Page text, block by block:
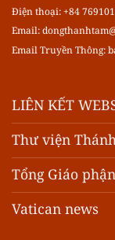
Điện thoại: +84
Email:
Email Truyền Thông:
LIÊN KẾT
Thư viện
Tổng Giáo
Vatican news